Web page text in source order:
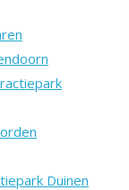
Duinen